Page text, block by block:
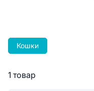
Кошки
1 товар